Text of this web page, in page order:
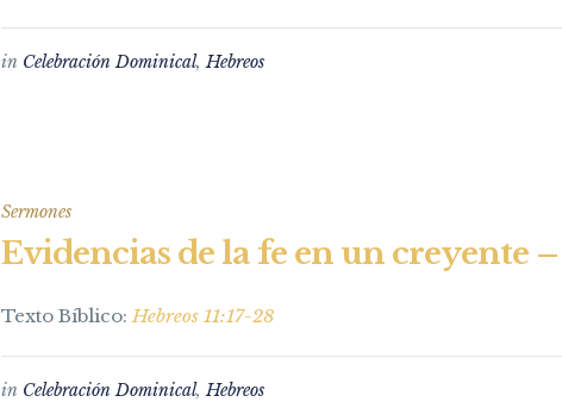
in Celebración Dominical, Hebreos
Sermones
Evidencias de la fe en un creyente
Texto Bíblico: Hebreos 11:17-28
in Celebración Dominical,Hebreos